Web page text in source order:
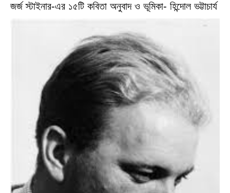
জর্জ স্টাইনার-এর ১৫টি কবিতা অনুবাদ ও ভূমিকা- হিন্দোল ভট্টাচার্য